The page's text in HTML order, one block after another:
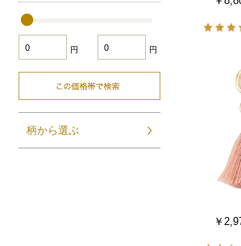
￥
円 円
柄から選ぶ